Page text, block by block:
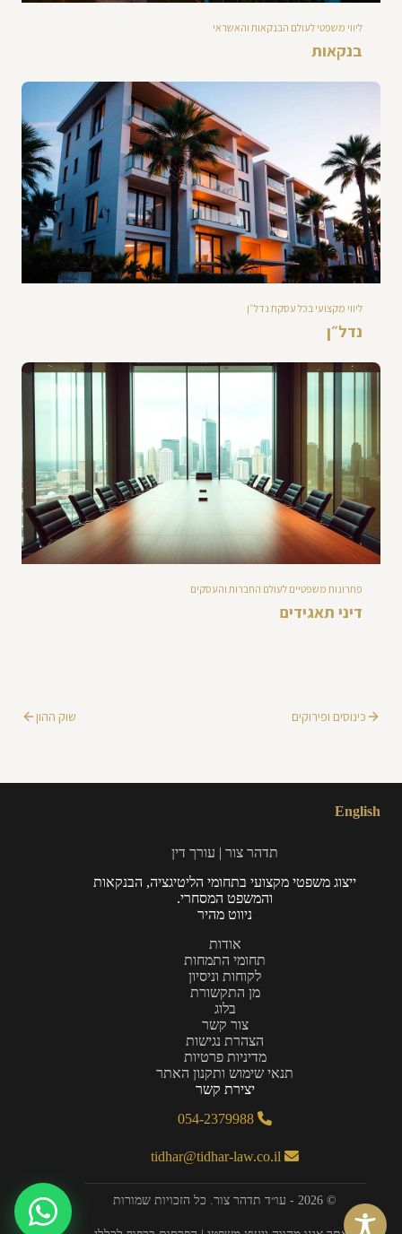
ליווי משפטי לעולם הבנקאות והאשראי
בנקאות
ליווי מקצועי בכל עסקת נדל״ן
נדל״ן
פתרונות משפטיים לעולם החברות והעסקים
דיני תאגידים
כינוסים ופירוקים שוק ההון
English
תדהר צור | עורך דין
ייצוג משפטי מקצועי בתחומי הליטיגציה, הבנקאות
והמשפט המסחרי.
ניווט מהיר
אודות
תחומי התמחות
לקוחות וניסיון
מן התקשורת
בלוג
צור קשר
הצהרת נגישות
מדיניות פרטיות
תנאי שימוש ותקנון האתר
יצירת קשר
054-2379988
tidhar@tidhar-law.co.il
© 2026 - עו״ד תדהר צור. כל הזכויות שמורות